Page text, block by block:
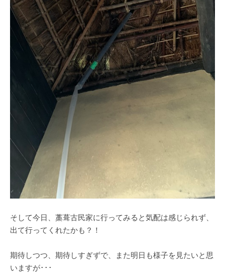
そして今日、藁葺古民家に行ってみると気配は感じられず、
出て行ってくれたかも？！
期待しつつ、期待しすぎずで、また明日も様子を見たいと思
いますが･･･